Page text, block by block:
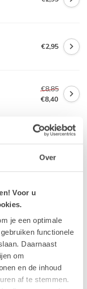
Over
Voor u
je een optimale
functionele
Daarnaast
om
en de inhoud
af te stemmen.
€2,95
€8,85
€8,40